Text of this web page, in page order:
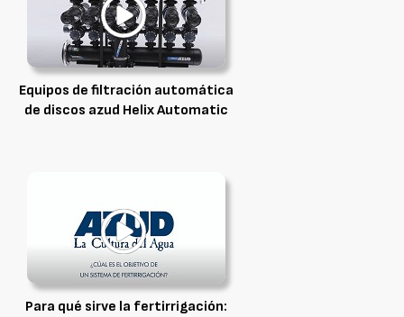
Equipos de filtración automática
de discos azud Helix Automatic
Para qué sirve la fertirrigación: